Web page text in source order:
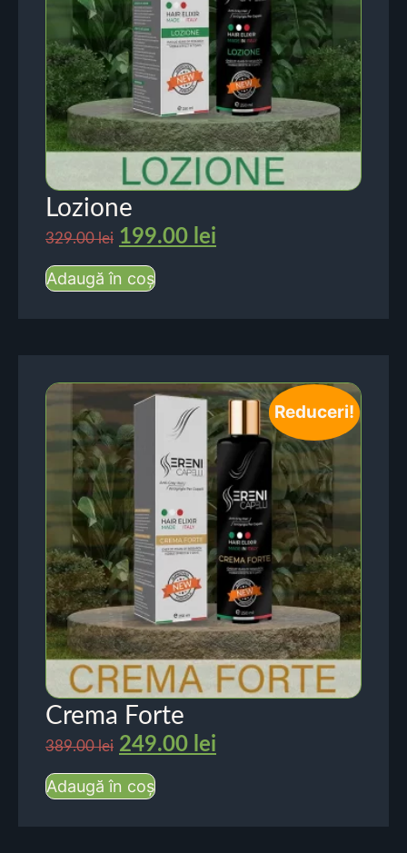
Lozione
329.00lei 199.00 lei
Adaugă în coș
Reduceri!
Crema Forte
389.00lei 249.00 lei
Adaugă în coș